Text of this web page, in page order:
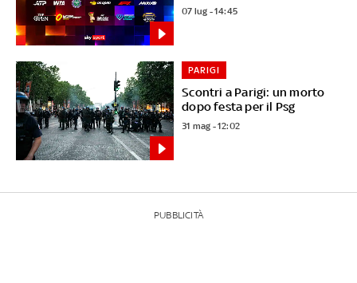
07 lug - 14:45
Scontri a Parigi: un morto
dopo festa per il Psg
PARIGI
31 mag - 12:02
PUBBLICITÀ